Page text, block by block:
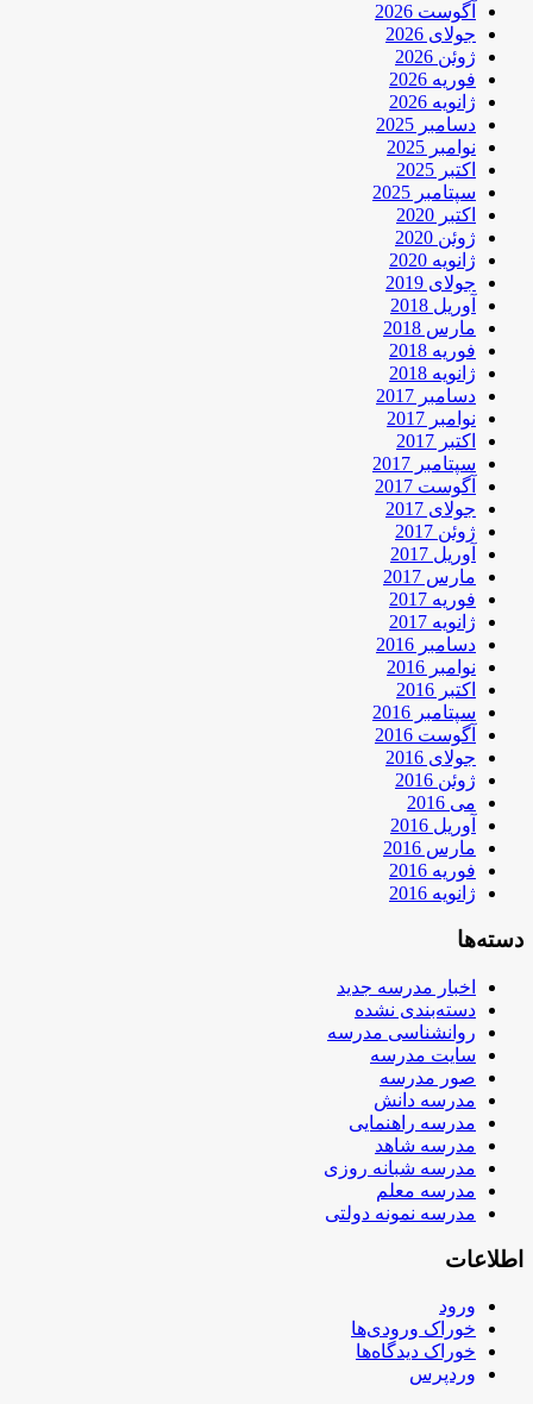
آگوست 2026
جولای 2026
ژوئن 2026
فوریه 2026
ژانویه 2026
دسامبر 2025
نوامبر 2025
اکتبر 2025
سپتامبر 2025
اکتبر 2020
ژوئن 2020
ژانویه 2020
جولای 2019
آوریل 2018
مارس 2018
فوریه 2018
ژانویه 2018
دسامبر 2017
نوامبر 2017
اکتبر 2017
سپتامبر 2017
آگوست 2017
جولای 2017
ژوئن 2017
آوریل 2017
مارس 2017
فوریه 2017
ژانویه 2017
دسامبر 2016
نوامبر 2016
اکتبر 2016
سپتامبر 2016
آگوست 2016
جولای 2016
ژوئن 2016
می 2016
آوریل 2016
مارس 2016
فوریه 2016
ژانویه 2016
دسته‌ها
اخبار مدرسه جدید
دسته‌بندی نشده
روانشناسی مدرسه
سایت مدرسه
صور مدرسه
مدرسه دانش
مدرسه راهنمایی
مدرسه شاهد
مدرسه شبانه روزی
مدرسه معلم
مدرسه نمونه دولتی
اطلاعات
ورود
خوراک ورودی‌ها
خوراک دیدگاه‌ها
وردپرس